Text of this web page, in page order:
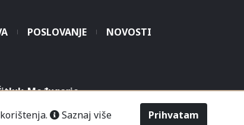
Saznaj više Prihvatam
POSLOVANJE NOVOSTI
Međugorje.